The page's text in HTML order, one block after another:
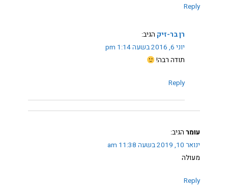
Reply
רן בר-זיק הגיב:
יוני 6, 2016 בשעה 1:14 pm
תודה רבה!
Reply
עומר הגיב:
ינואר 10, 2019 בשעה 11:38 am
מעולה
Reply